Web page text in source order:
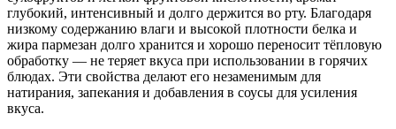
глубокий, интенсивный и долго держится во рту. Благодаря
низкому содержанию влаги и высокой плотности белка и
жира пармезан долго хранится и хорошо переносит тёпловую
обработку — не теряет вкуса при использовании в горячих
блюдах. Эти свойства делают его незаменимым для
натирания, запекания и добавления в соусы для усиления
вкуса.